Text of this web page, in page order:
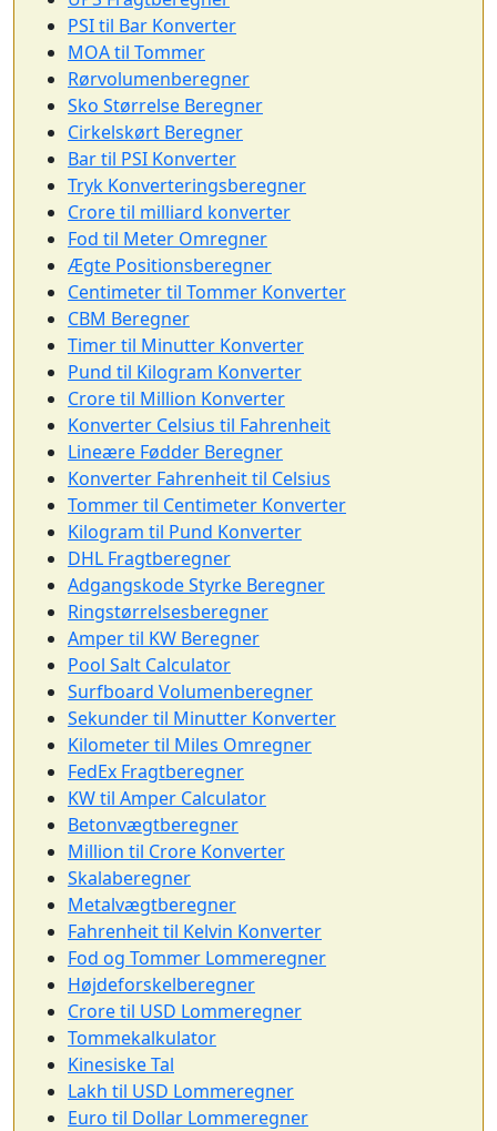
PSI til Bar Konverter
MOA til Tommer
Rørvolumenberegner
Sko Størrelse Beregner
Cirkelskørt Beregner
Bar til PSI Konverter
Tryk Konverteringsberegner
Crore til milliard konverter
Fod til Meter Omregner
Ægte Positionsberegner
Centimeter til Tommer Konverter
CBM Beregner
Timer til Minutter Konverter
Pund til Kilogram Konverter
Crore til Million Konverter
Konverter Celsius til Fahrenheit
Lineære Fødder Beregner
Konverter Fahrenheit til Celsius
Tommer til Centimeter Konverter
Kilogram til Pund Konverter
DHL Fragtberegner
Adgangskode Styrke Beregner
Ringstørrelsesberegner
Amper til KW Beregner
Pool Salt Calculator
Surfboard Volumenberegner
Sekunder til Minutter Konverter
Kilometer til Miles Omregner
FedEx Fragtberegner
KW til Amper Calculator
Betonvægtberegner
Million til Crore Konverter
Skalaberegner
Metalvægtberegner
Fahrenheit til Kelvin Konverter
Fod og Tommer Lommeregner
Højdeforskelberegner
Crore til USD Lommeregner
Tommekalkulator
Kinesiske Tal
Lakh til USD Lommeregner
Euro til Dollar Lommeregner